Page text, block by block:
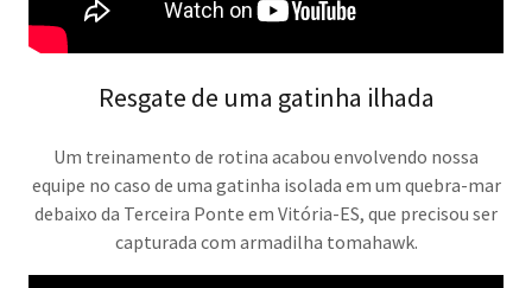
Resgate de uma gatinha ilhada
Um treinamento de rotina acabou envolvendo nossa
equipe no caso de uma gatinha isolada em um quebra-mar
debaixo da Terceira Ponte em Vitória-ES, que precisou ser
capturada com armadilha tomahawk.